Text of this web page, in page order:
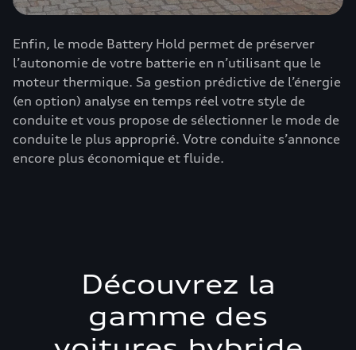
Enfin, le mode Battery Hold permet de préserver
l’autonomie de votre batterie en n’utilisant que le
moteur thermique. Sa gestion prédictive de l’énergie
(en option) analyse en temps réel votre style de
conduite et vous propose de sélectionner le mode de
conduite le plus approprié. Votre conduite s’annonce
encore plus économique et fluide.
Découvrez la
gamme des